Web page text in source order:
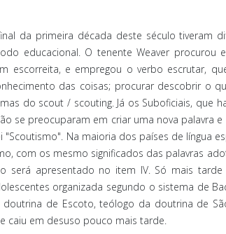
da primeira década deste século tiveram
educacional. O tenente Weaver procurou
escorreita, e empregou o verbo escrutar,
das coisas; procurar descobrir o
do scout / scouting. Já os Suboficiais,
se preocuparam em criar uma nova palavra
Na maioria dos países de língua
com os mesmo significados das palavras
será apresentado no item IV. Só mais
organizada segundo o sistema de
de Escoto, teólogo da doutrina de
caiu em desuso pouco mais tarde.